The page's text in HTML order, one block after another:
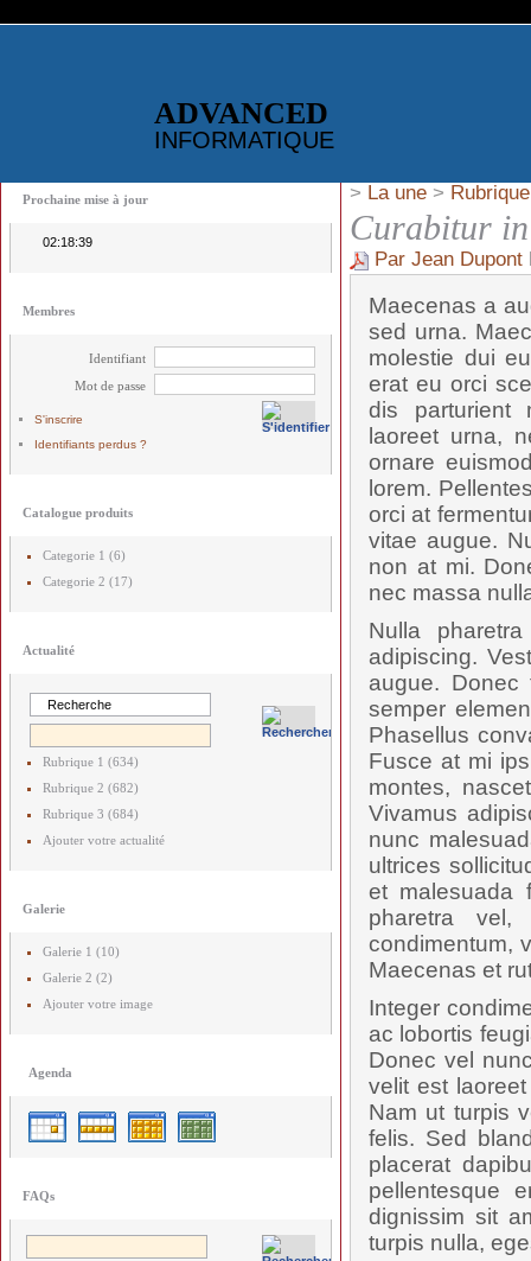
ADVANCED
INFORMATIQUE
Prochaine mise à jour
02:18:39
Membres
Identifiant
Mot de passe
S'inscrire
Identifiants perdus ?
Catalogue produits
Categorie 1 (6)
Categorie 2 (17)
Actualité
Rubrique 1 (634)
Rubrique 2 (682)
Rubrique 3 (684)
Ajouter votre actualité
Galerie
Galerie 1 (10)
Galerie 2 (2)
Ajouter votre image
Agenda
FAQs
> La une >
Curabitur
Par Jean Dupont
Maecenas a
sed urna.
molestie dui
erat eu orci
dis parturient
laoreet urna,
ornare
lorem.
orci at
vitae augue.
non at mi.
nec massa
Nulla
adipiscing.
augue. Donec
semper
Phasellus
Fusce at mi
montes,
Vivamus
nunc
ultrices
et malesuada
pharetra
condimentum,
Maecenas et
Integer
ac lobortis
Donec vel
velit est
Nam ut turpis
felis. Sed
placerat
pellentesque
dignissim sit
turpis nulla,